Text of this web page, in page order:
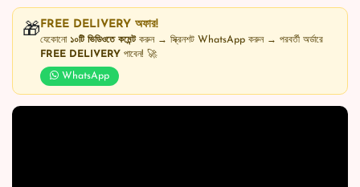
🎁FREE DELIVERY অফার!
যেকোনো ১০টি ভিডিওতে কমেন্টকরুন → স্ক্রিনশট WhatsApp করুন → পরবর্তী অর্ডারে
FREE DELIVERY পাবেন! 🚀
WhatsApp